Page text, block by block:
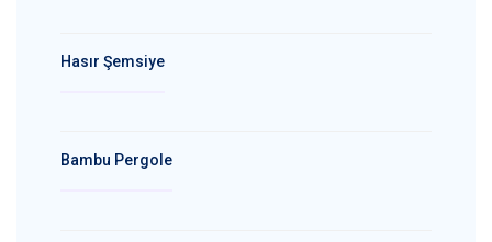
Hasır Şemsiye
Bambu Pergole